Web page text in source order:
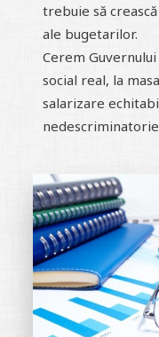
trebuie să
ale bugetarilor.
Cerem
social real, la
salarizare